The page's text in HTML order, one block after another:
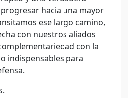
hacia una mayor
ese largo camino,
con nuestros aliados
con la
indispensables para